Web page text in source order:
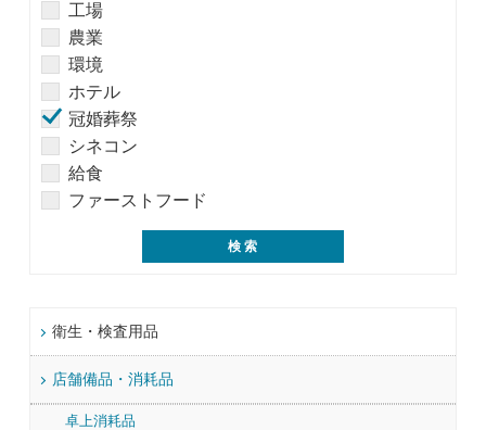
工場
農業
環境
ホテル
冠婚葬祭
シネコン
給食
ファーストフード
衛生・検査用品
店舗備品・消耗品
卓上消耗品